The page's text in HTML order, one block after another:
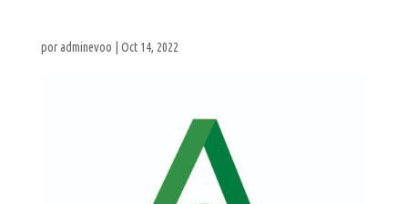
poradminevoo Oct 14, 2022